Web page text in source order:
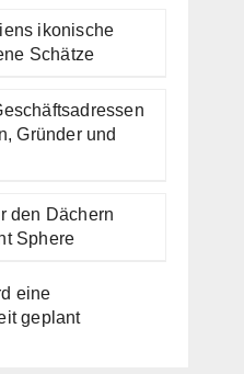
ikonische
Schätze
Gründer und
den Dächern
Sphere
eine
geplant